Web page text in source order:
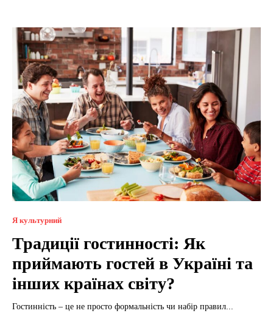
Я культурний
Традиції гостинності: Як
приймають гостей в Україні та
інших країнах світу?
Гостинність – це не просто формальність чи набір правил...